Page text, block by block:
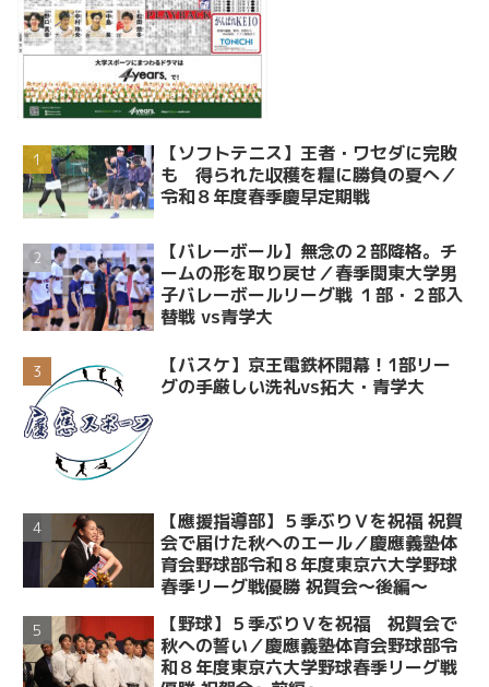
【ソフトテニス】王者・ワセダに完敗
も 得られた収穫を糧に勝負の夏へ／
令和８年度春季慶早定期戦
【バレーボール】無念の２部降格。チ
ームの形を取り戻せ／春季関東大学男
子バレーボールリーグ戦 １部・２部入
替戦 vs青学大
【バスケ】京王電鉄杯開幕！1部リー
グの手厳しい洗礼vs拓大・青学大
【應援指導部】５季ぶりＶを祝福 祝賀
会で届けた秋へのエール／慶應義塾体
育会野球部令和８年度東京六大学野球
春季リーグ戦優勝 祝賀会～後編～
【野球】５季ぶりＶを祝福 祝賀会で
秋への誓い／慶應義塾体育会野球部令
和８年度東京六大学野球春季リーグ戦